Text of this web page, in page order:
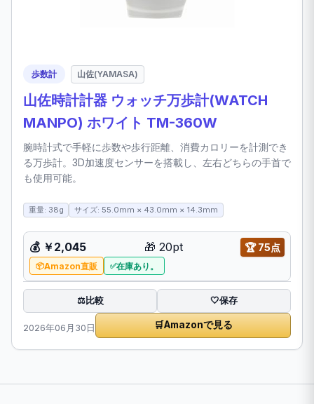
歩数計 山佐(YAMASA)
山佐時計計器 ウォッチ万歩計(WATCH
MANPO) ホワイト TM-360W
腕時計式で手軽に歩数や歩行距離、消費カロリーを計測でき
る万歩計。3D加速度センサーを搭載し、左右どちらの手首で
も使用可能。
重量: 38g サイズ: 55.0mm × 43.0mm × 14.3mm
💰 ￥2,045 🎁 20pt 🏆75点
Amazon直販 在庫あり。
⚖️比較 🤍保存
2026年06月30日 🛒Amazonで見る